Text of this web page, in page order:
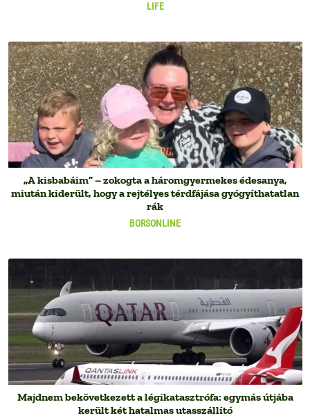
LIFE
BORSONLINE
„A kisbabáim” – zokogta a háromgyermekes édesanya,
miután kiderült, hogy a rejtélyes térdfájása gyógyíthatatlan
rák
Majdnem bekövetkezett a légikatasztrófa: egymás útjába
került két hatalmas utasszállító